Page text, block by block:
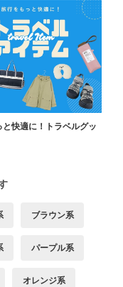
と快適に！トラベルグッ
ブラウン系
パープル系
オレンジ系